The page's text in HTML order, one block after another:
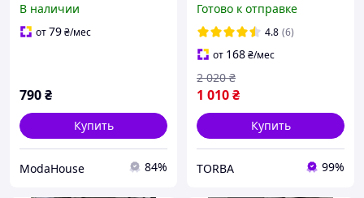
лето (футболка + шорты)
Турция (Размеры 46-56)
В наличии
от79₴/мес
790₴
Купить
ModaHouse 84%
повседневный
спортивный костюм
базовый зимний,
прогулочный утеплённый
костюм на каждый
Готово к отправке
4.8 (6)
от 168₴/мес
1 010₴
2 020 ₴
Купить
TORBA 99%